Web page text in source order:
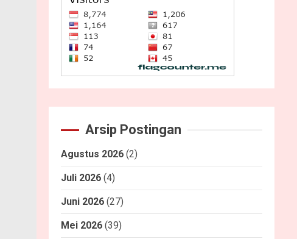
Arsip Postingan
Agustus 2026 (2)
Juli 2026 (4)
Juni 2026 (27)
Mei 2026 (39)